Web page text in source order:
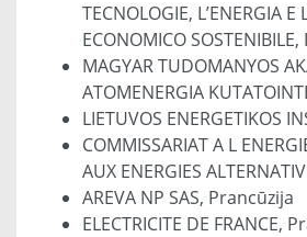
TECNOLOGIE, L’ENERGIA E
ECONOMICO
MAGYAR TUDOMANYOS
ATOMENERGIA
LIETUVOS ENERGETIKOS
COMMISSARIAT A L
AUX ENERGIES
AREVA NP SAS, Prancūzija
ELECTRICITE DE FRANCE,